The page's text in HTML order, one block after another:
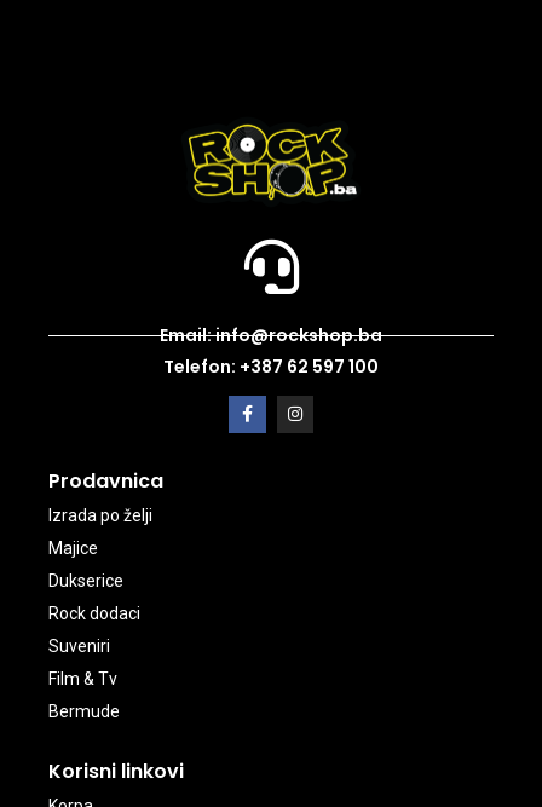
Email: info@rockshop.ba
Telefon: +387 62 597 100
Prodavnica
Izrada po želji
Majice
Dukserice
Rock dodaci
Suveniri
Film & Tv
Bermude
Korisni linkovi